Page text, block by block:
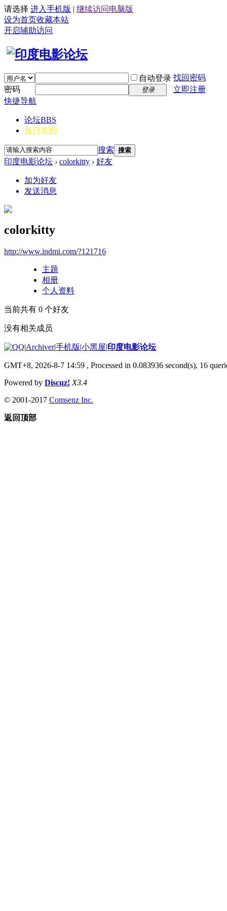
请选择 进入手机版 | 继续访问电脑版
设为首页收藏本站
开启辅助访问
自动登录 找回密码
密码
登录
立即注册
快捷导航
论坛BBS
每日签到
搜索 搜索
印度电影论坛 › colorkitty › 好友
加为好友
发送消息
colorkitty
http://www.indmi.com/?121716
主题
相册
个人资料
当前共有 0 个好友
没有相关成员
|Archiver|手机版|小黑屋|印度电影论坛
GMT+8, 2026-8-7 14:59 , Processed in 0.083936 second(s), 16
Powered by Discuz! X3.4
© 2001-2017 Comsenz Inc.
返回顶部